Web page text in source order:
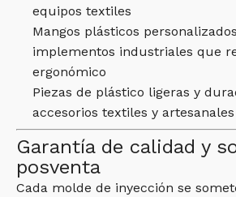
equipos textiles
Mangos plásticos
implementos industriales que
ergonómico
Piezas de plástico ligeras y
accesorios textiles y artesanales
Garantía de calidad y
posventa
Cada molde de inyección se